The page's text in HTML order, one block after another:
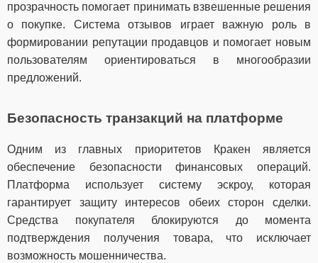
прозрачность помогает принимать взвешенные решения
о покупке. Система отзывов играет важную роль в
формировании репутации продавцов и помогает новым
пользователям ориентироваться в многообразии
предложений.
Безопасность транзакций на платформе
Одним из главных приоритетов Кракен является
обеспечение безопасности финансовых операций.
Платформа использует систему эскроу, которая
гарантирует защиту интересов обеих сторон сделки.
Средства покупателя блокируются до момента
подтверждения получения товара, что исключает
возможность мошенничества.